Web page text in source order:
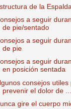
de la
a seguir
de pie/sentado
a seguir
de pie
a seguir
en posición sentada
consejos utiles
prevenir el dolor de ...
gire el cuerpo